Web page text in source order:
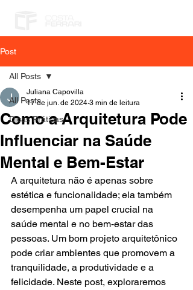
Post
All Posts
Dicas Práticas
All Posts
Como a Arquitetura Pode
Influenciar na Saúde
Mental e Bem-Estar
Juliana Capovilla
17 de jun. de 2024 3 min de leitura
A arquitetura não é apenas sobre
estética e funcionalidade; ela também
desempenha um papel crucial na
saúde mental e no bem-estar das
pessoas. Um bom projeto arquitetônico
pode criar ambientes que promovem a
tranquilidade, a produtividade e a
felicidade. Neste post, exploraremos